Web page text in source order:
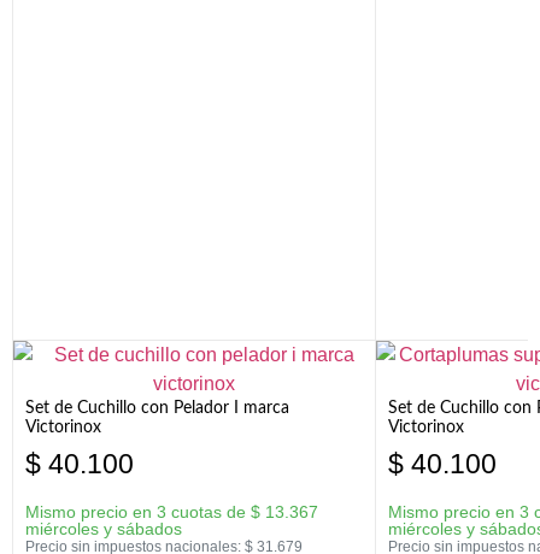
Set de Cuchillo con Pelador I marca
Victorinox
$ 40.100
Mismo precio en 3 cuotas de $ 13.367
miércoles y sábados
Precio sin impuestos nacionales: $ 31.679
Set de Cuchillo con
Victorinox
$ 40.100
Mismo precio en 3
miércoles y
Precio sin impuestos